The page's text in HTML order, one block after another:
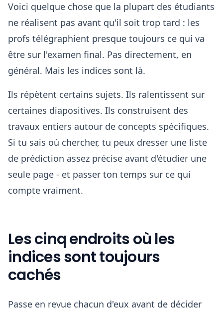
Voici quelque chose que la plupart des étudiants
ne réalisent pas avant qu'il soit trop tard : les
profs télégraphient presque toujours ce qui va
être sur l'examen final. Pas directement, en
général. Mais les indices sont là.
Ils répètent certains sujets. Ils ralentissent sur
certaines diapositives. Ils construisent des
travaux entiers autour de concepts spécifiques.
Si tu sais où chercher, tu peux dresser une liste
de prédiction assez précise avant d'étudier une
seule page - et passer ton temps sur ce qui
compte vraiment.
Les cinq endroits où les
indices sont toujours
cachés
Passe en revue chacun d'eux avant de décider